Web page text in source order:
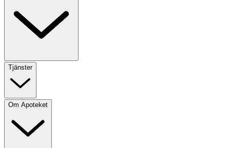
Tjänster
Om Apoteket